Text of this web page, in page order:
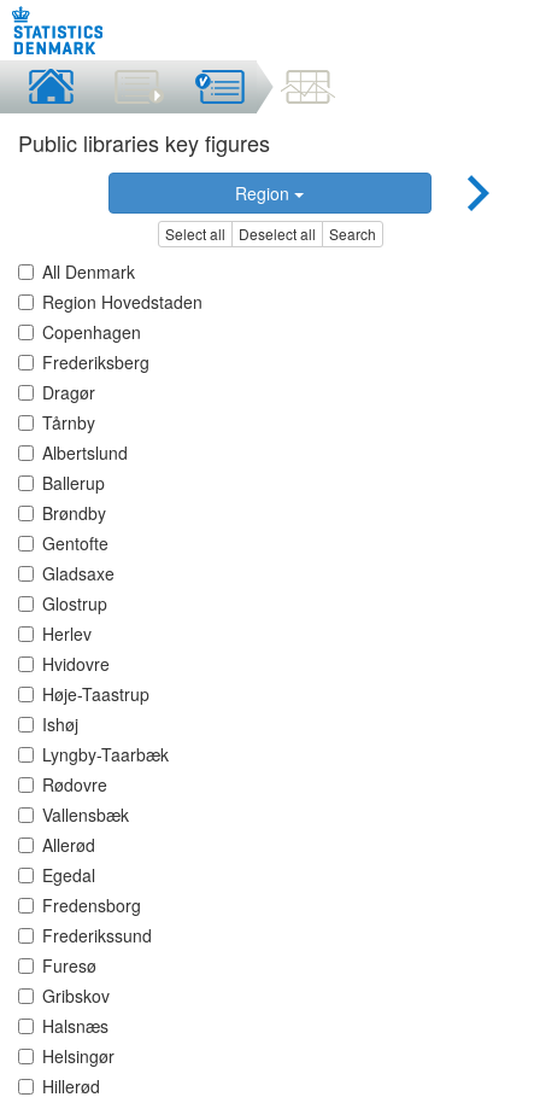
Public libraries key figures
Region
Select all Deselect all Search
All Denmark
Region Hovedstaden
Copenhagen
Frederiksberg
Dragør
Tårnby
Albertslund
Ballerup
Brøndby
Gentofte
Gladsaxe
Glostrup
Herlev
Hvidovre
Høje-Taastrup
Ishøj
Lyngby-Taarbæk
Rødovre
Vallensbæk
Allerød
Egedal
Fredensborg
Frederikssund
Furesø
Gribskov
Halsnæs
Helsingør
Hillerød